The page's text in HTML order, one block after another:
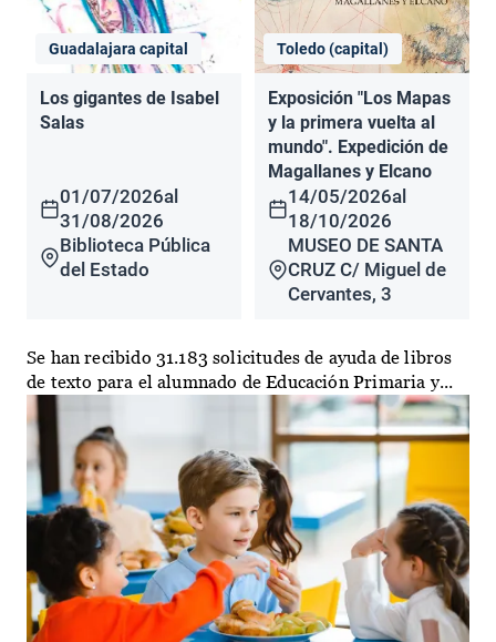
Guadalajara capital
Los gigantes de Isabel
Salas
01/07/2026al
31/08/2026
Biblioteca Pública
del Estado
Toledo (capital)
Exposición "Los Mapas
y la primera vuelta al
mundo". Expedición de
Magallanes y Elcano
14/05/2026al
18/10/2026
MUSEO DE SANTA
CRUZ C/ Miguel de
Cervantes, 3
Se han recibido 31.183 solicitudes de ayuda de libros
de texto para el alumnado de Educación Primaria y...